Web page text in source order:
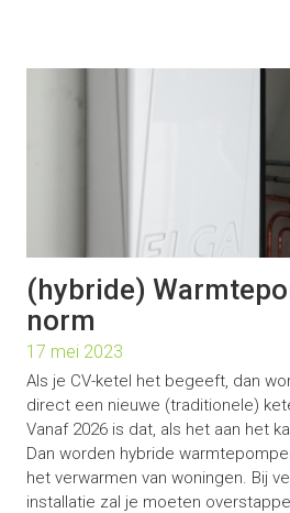
(hybride)
norm
17 mei 2023
Als je CV-ketel het begeeft, dan
direct een nieuwe (traditionele)
Vanaf 2026 is dat, als het aan het
Dan worden hybride
het verwarmen van woningen. Bij
installatie zal je moeten